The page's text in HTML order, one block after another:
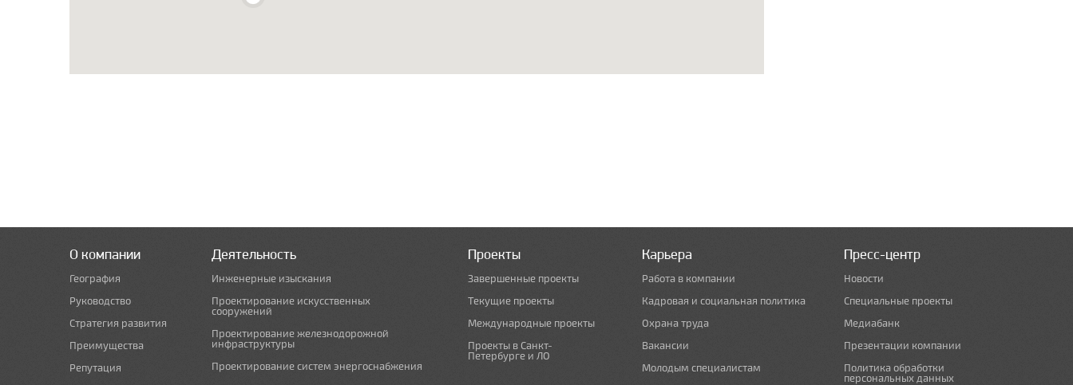
О компании
География
Руководство
Стратегия развития
Преимущества
Репутация
Деятельность
Инженерные изыскания
Проектирование искусственных
сооружений
Проектирование железнодорожной
инфраструктуры
Проектирование систем энергоснабжения
Проекты
Завершенные проекты
Текущие проекты
Международные проекты
Проекты в Санкт-
Петербурге и ЛО
Карьера
Работа в компании
Кадровая и социальная политика
Охрана труда
Вакансии
Молодым специалистам
Пресс-центр
Новости
Специальные проекты
Медиабанк
Презентации компании
Политика обработки
персональных данных